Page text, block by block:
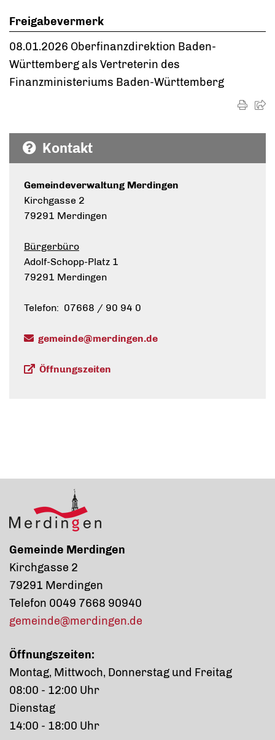
Freigabevermerk
08.01.2026 Oberfinanzdirektion Baden-
Württemberg als Vertreterin des
Finanzministeriums Baden-Württemberg
Kontakt
Gemeindeverwaltung Merdingen
Kirchgasse 2
79291 Merdingen
Bürgerbüro
Adolf-Schopp-Platz 1
79291 Merdingen
Telefon: 07668 / 90 94 0
gemeinde@merdingen.de
Öffnungszeiten
Gemeinde Merdingen
Kirchgasse 2
79291 Merdingen
Telefon 0049 7668 90940
gemeinde@merdingen.de
Öffnungszeiten:
Montag, Mittwoch, Donnerstag und Freitag
08:00 - 12:00 Uhr
Dienstag
14:00 - 18:00 Uhr